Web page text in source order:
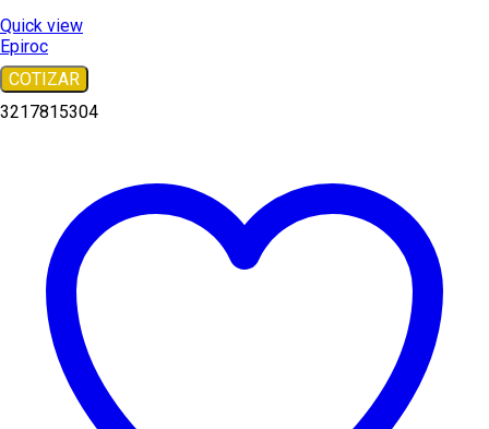
Quick view
Epiroc
COTIZAR
3217815304